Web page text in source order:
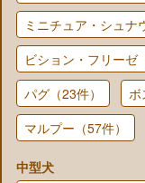
ミニチュア・シュナ
ビション・フリーゼ
パグ（23件）
ボ
マルプー（57件）
中型犬